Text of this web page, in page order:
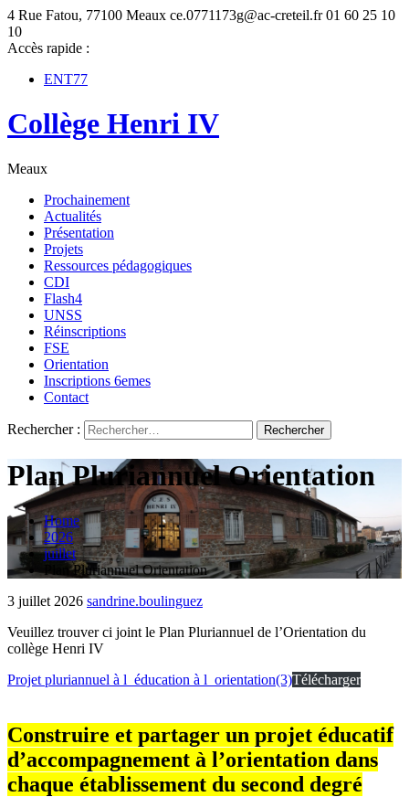
4 Rue Fatou, 77100 Meaux ce.0771173g@ac-creteil.fr 01 60 25 10
10
Accès rapide :
ENT77
Collège Henri IV
Meaux
Prochainement
Actualités
Présentation
Projets
Ressources pédagogiques
CDI
Flash4
UNSS
Réinscriptions
FSE
Orientation
Inscriptions 6emes
Contact
Rechercher :
Plan Pluriannuel Orientation
Home
2026
juillet
Plan Pluriannuel Orientation
3 juillet 2026 sandrine.boulinguez
Veuillez trouver ci joint le Plan Pluriannuel de l’Orientation du
collège Henri IV
Projet pluriannuel à l_éducation à l_orientation(3)Télécharger
Construire et partager un projet éducatif
d’accompagnement à l’orientation dans
chaque établissement du second degré